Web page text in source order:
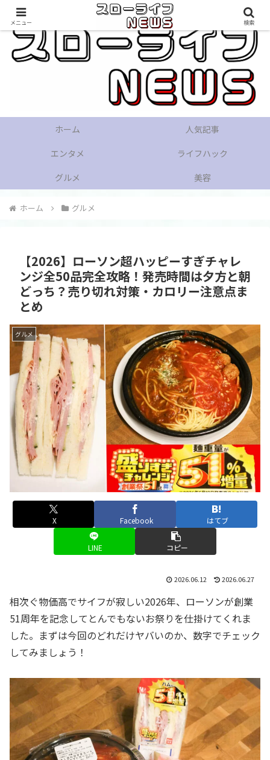
ホーム
人気記事
エンタメ
ライフハック
グルメ
美容
ホーム グルメ
【2026】ローソン超ハッピーすぎチャレ
ンジ全50品完全攻略！発売時間は夕方と朝
どっち？売り切れ対策・カロリー注意点ま
とめ
グルメ
X Facebook はてブ
LINE コピー
2026.06.12 2026.06.27
相次ぐ物価高でサイフが寂しい2026年、ローソンが創業
51周年を記念してとんでもないお祭りを仕掛けてくれま
した。まずは今回のどれだけヤバいのか、数字でチェック
してみましょう！
メニュー 検索